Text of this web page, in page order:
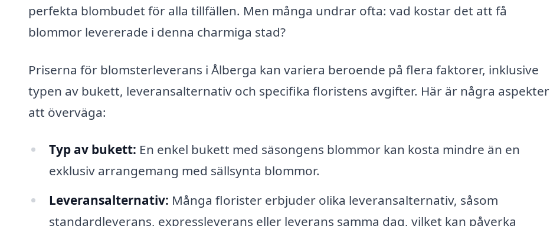
perfekta blombudet för alla tillfällen. Men många undrar ofta: vad kostar det att få
blommor levererade i denna charmiga stad?
Priserna för blomsterleverans i Ålberga kan variera beroende på flera faktorer, inklusive
typen av bukett, leveransalternativ och specifika floristens avgifter. Här är några aspekter
att överväga:
Typ av bukett: En enkel bukett med säsongens blommor kan kosta mindre än en
exklusiv arrangemang med sällsynta blommor.
Leveransalternativ: Många florister erbjuder olika leveransalternativ, såsom
standardleverans, expressleverans eller leverans samma dag, vilket kan påverka